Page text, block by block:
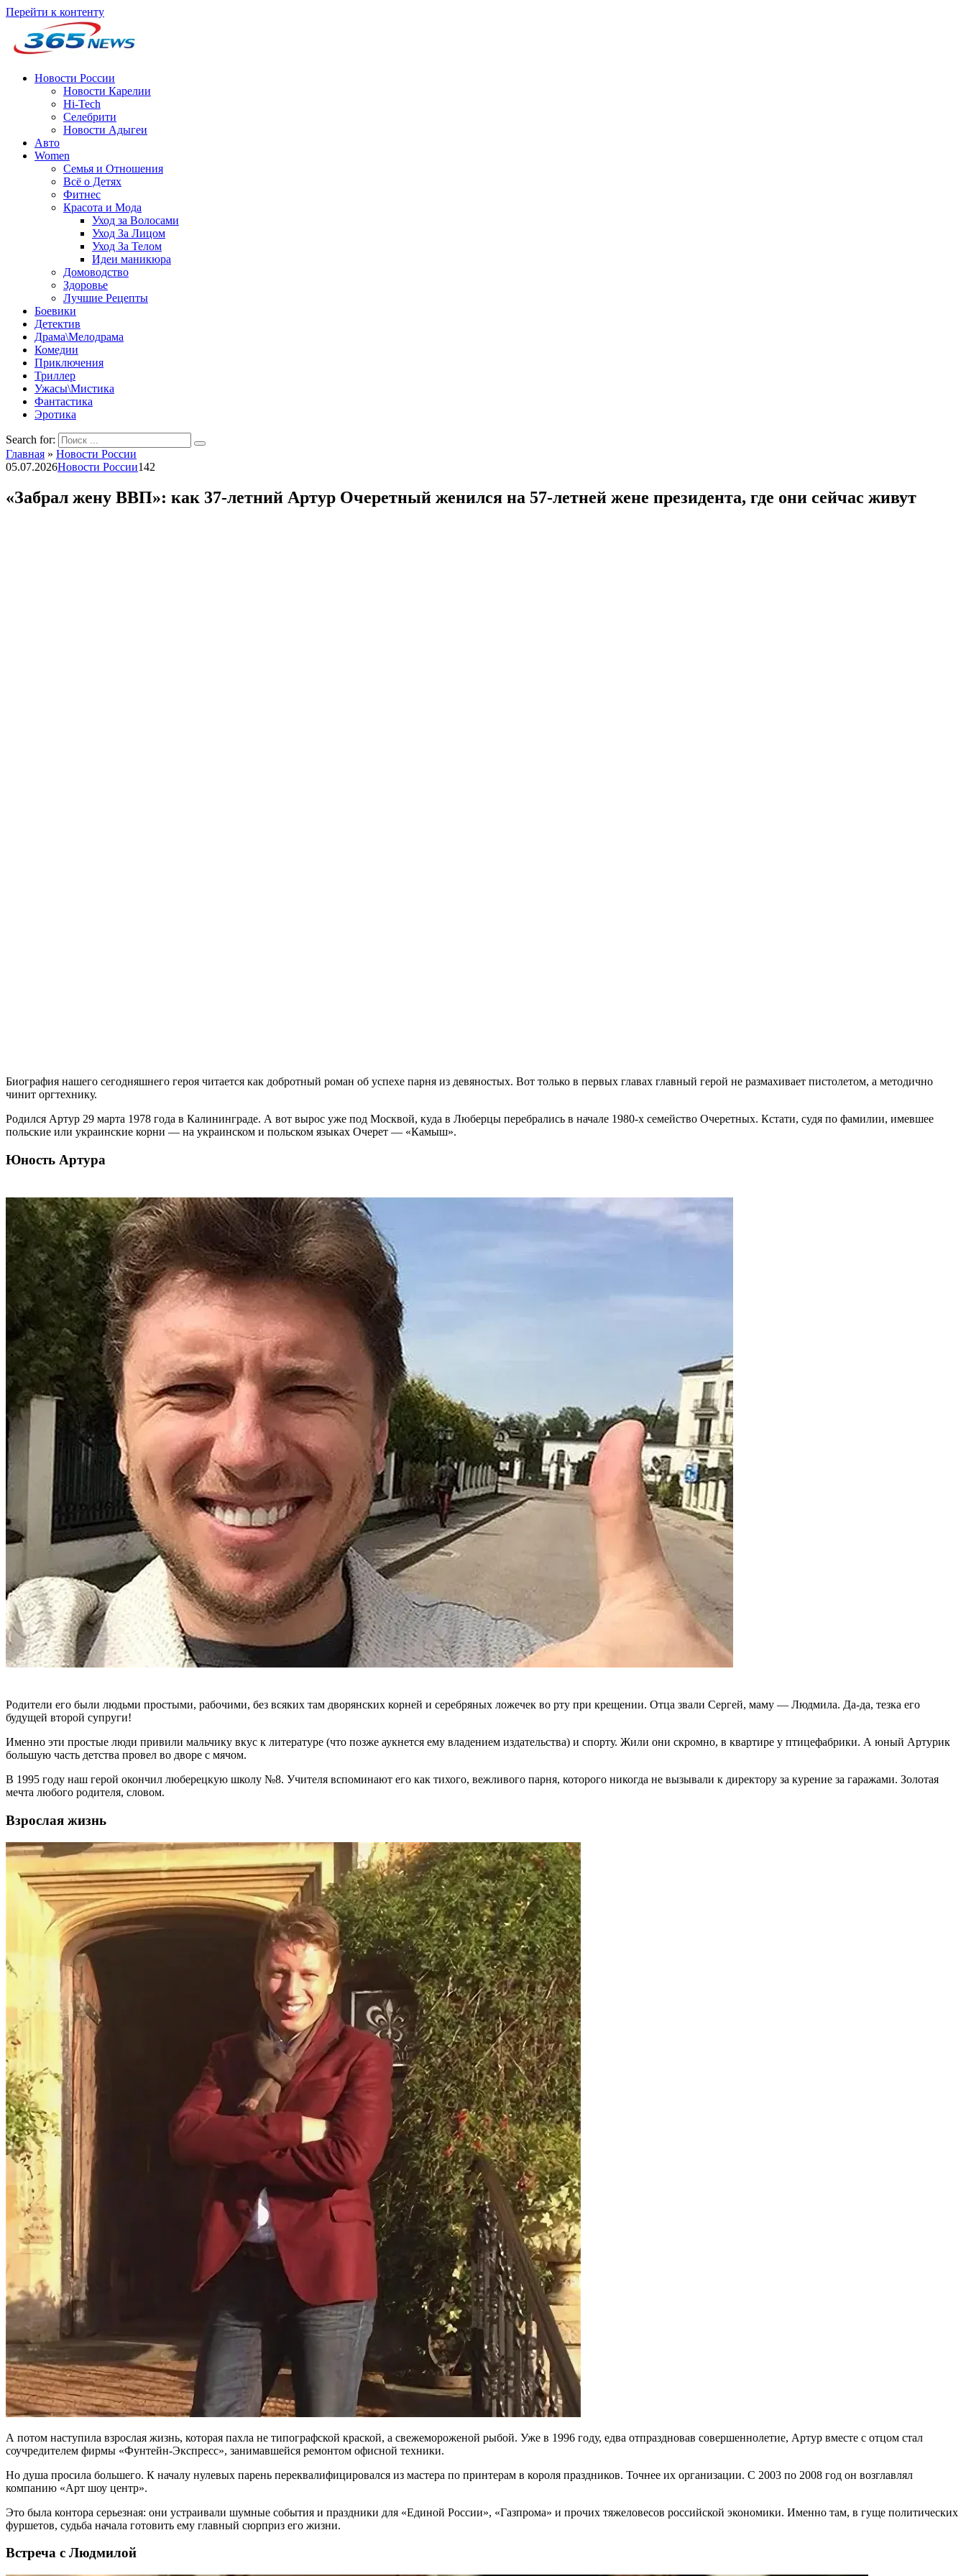
Перейти к контенту
Новости России
Новости Карелии
Hi-Tech
Селебрити
Новости Адыгеи
Авто
Women
Семья и Отношения
Всё о Детях
Фитнес
Красота и Мода
Уход за Волосами
Уход За Лицом
Уход За Телом
Идеи маникюра
Домоводство
Здоровье
Лучшие Рецепты
Боевики
Детектив
Драма\Мелодрама
Комедии
Приключения
Триллер
Ужасы\Мистика
Фантастика
Эротика
Search for:
Главная » Новости России
05.07.2026Новости России142
«Забрал жену ВВП»: как 37-летний Артур Очеретный женился на 57-летней жене президента, где они сейчас живут
Биография нашего сегодняшнего героя читается как добротный роман об успехе парня из девяностых. Вот только в первых главах главный герой не размахивает пистолетом, а методично
чинит оргтехнику.
Родился Артур 29 марта 1978 года в Калининграде. А вот вырос уже под Москвой, куда в Люберцы перебрались в начале 1980-х семейство Очеретных. Кстати, судя по фамилии, имевшее
польские или украинские корни — на украинском и польском языках Очерет — «Камыш».
Юность Артура
Родители его были людьми простыми, рабочими, без всяких там дворянских корней и серебряных ложечек во рту при крещении. Отца звали Сергей, маму — Людмила. Да-да, тезка его
будущей второй супруги!
Именно эти простые люди привили мальчику вкус к литературе (что позже аукнется ему владением издательства) и спорту. Жили они скромно, в квартире у птицефабрики. А юный Артурик
большую часть детства провел во дворе с мячом.
В 1995 году наш герой окончил люберецкую школу №8. Учителя вспоминают его как тихого, вежливого парня, которого никогда не вызывали к директору за курение за гаражами. Золотая
мечта любого родителя, словом.
Взрослая жизнь
А потом наступила взрослая жизнь, которая пахла не типографской краской, а свежемороженой рыбой. Уже в 1996 году, едва отпраздновав совершеннолетие, Артур вместе с отцом стал
соучредителем фирмы «Фунтейн-Экспресс», занимавшейся ремонтом офисной техники.
Но душа просила большего. К началу нулевых парень переквалифицировался из мастера по принтерам в короля праздников. Точнее их организации. С 2003 по 2008 год он возглавлял
компанию «Арт шоу центр».
Это была контора серьезная: они устраивали шумные события и праздники для «Единой России», «Газпрома» и прочих тяжеловесов российской экономики. Именно там, в гуще политических
фуршетов, судьба начала готовить ему главный сюрприз его жизни.
Встреча с Людмилой